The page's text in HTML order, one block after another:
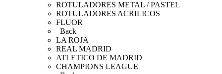
ROTULADORES METAL / PASTEL
ROTULADORES ACRILICOS
FLUOR
Back
LA ROJA
REAL MADRID
ATLETICO DE MADRID
CHAMPIONS LEAGUE